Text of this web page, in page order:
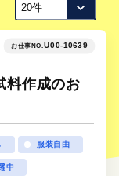
お仕事NO.U00-10639
料作成のお
服装自由
中